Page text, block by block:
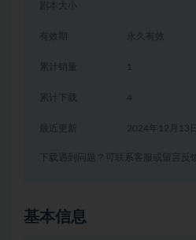
剧本大小
有效期 永久有效
累计销量 1
累计下载 4
2024年12月13日
下载遇到问题？可联系客服或留言反馈
基本信息